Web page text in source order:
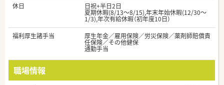
休日
日祝+半日2日
夏期休暇(8/13～8/15),年末年始休暇(12/30～
1/3),年次有給休暇（初年度10日）
福利厚生諸手当
厚生年金／雇用保険／労災保険／薬剤師賠償責
任保険／その他健保
通勤手当
職場情報